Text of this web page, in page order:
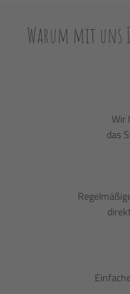
Warum mit uns
Wir
das